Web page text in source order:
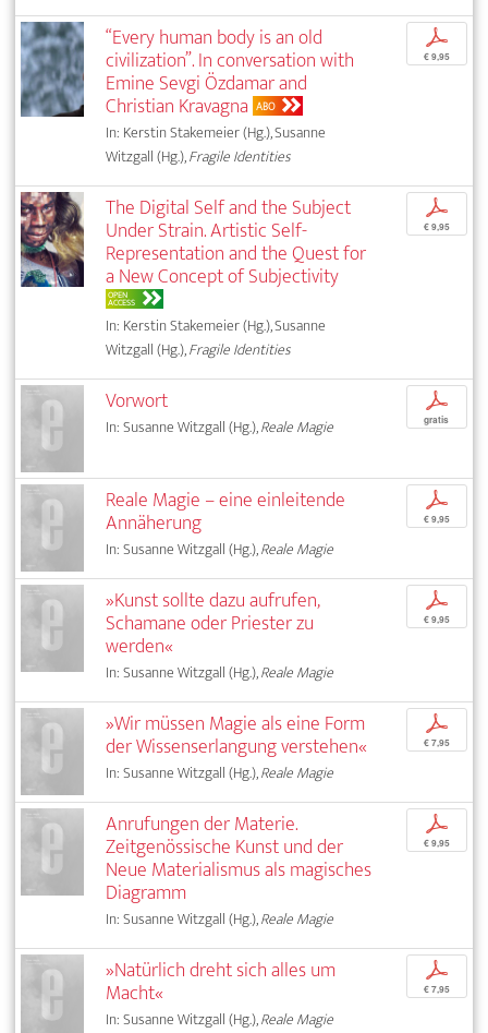
“Every human body is an old
civilization”. In conversation with
Emine Sevgi Özdamar and
Christian Kravagna ABO
In: Kerstin Stakemeier (Hg.), Susanne
Witzgall (Hg.),Fragile Identities
p
€ 9,95
The Digital Self and the Subject
Under Strain. Artistic Self-
Representation and the Quest for
a New Concept of Subjectivity
OPEN
ACCESS
In: Kerstin Stakemeier (Hg.), Susanne
Witzgall (Hg.),Fragile Identities
p
€ 9,95
Vorwort
In: Susanne Witzgall (Hg.),Reale Magie
p
gratis
Reale Magie – eine einleitende
Annäherung
In: Susanne Witzgall (Hg.),Reale Magie
p
€ 9,95
»Kunst sollte dazu aufrufen,
Schamane oder Priester zu
werden«
In: Susanne Witzgall (Hg.),Reale Magie
p
€ 9,95
»Wir müssen Magie als eine Form
der Wissenserlangung verstehen«
In: Susanne Witzgall (Hg.),Reale Magie
p
€ 7,95
Anrufungen der Materie.
Zeitgenössische Kunst und der
Neue Materialismus als magisches
Diagramm
In: Susanne Witzgall (Hg.),Reale Magie
p
€ 9,95
»Natürlich dreht sich alles um
Macht«
In: Susanne Witzgall (Hg.),Reale Magie
p
€ 7,95